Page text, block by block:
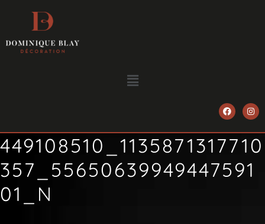
449108510_1135871317710
357_55650639949447591
01_N